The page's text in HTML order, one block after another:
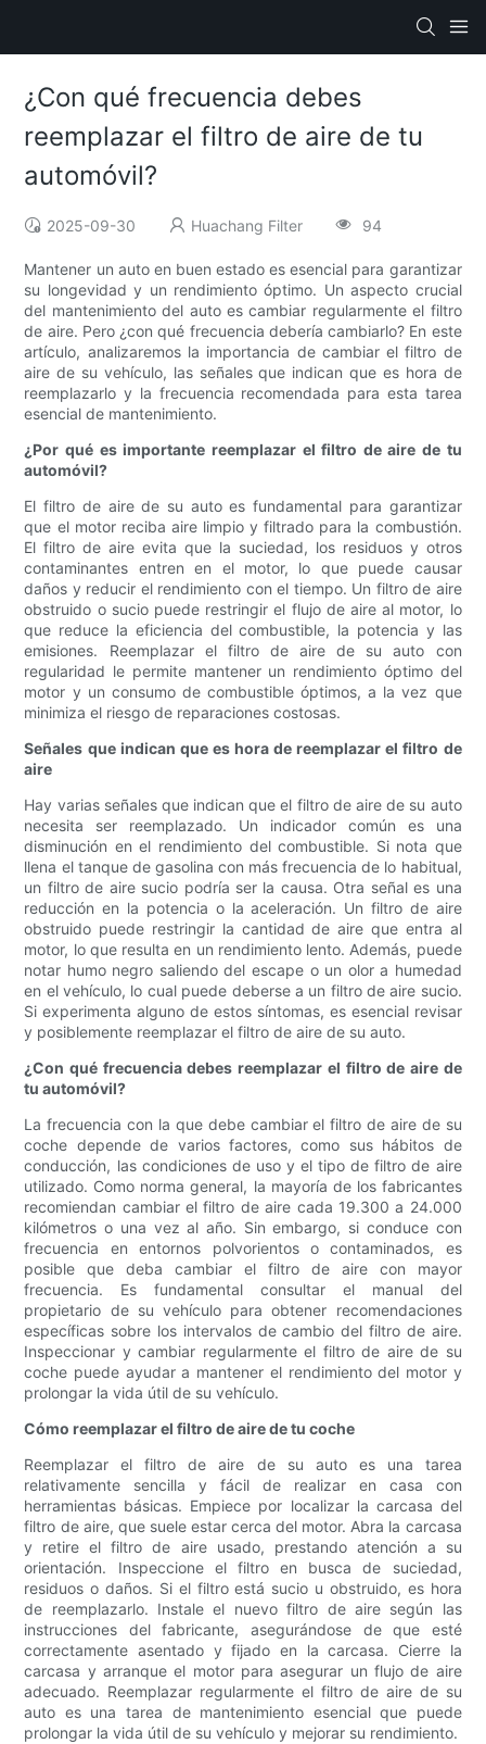
¿Con qué frecuencia debes
reemplazar el filtro de aire de tu
automóvil?
2025-09-30 Huachang Filter 94
Mantener un auto en buen estado es esencial para garantizar
su longevidad y un rendimiento óptimo. Un aspecto crucial
del mantenimiento del auto es cambiar regularmente el filtro
de aire. Pero ¿con qué frecuencia debería cambiarlo? En este
artículo, analizaremos la importancia de cambiar el filtro de
aire de su vehículo, las señales que indican que es hora de
reemplazarlo y la frecuencia recomendada para esta tarea
esencial de mantenimiento.
¿Por qué es importante reemplazar el filtro de aire de tu
automóvil?
El filtro de aire de su auto es fundamental para garantizar
que el motor reciba aire limpio y filtrado para la combustión.
El filtro de aire evita que la suciedad, los residuos y otros
contaminantes entren en el motor, lo que puede causar
daños y reducir el rendimiento con el tiempo. Un filtro de aire
obstruido o sucio puede restringir el flujo de aire al motor, lo
que reduce la eficiencia del combustible, la potencia y las
emisiones. Reemplazar el filtro de aire de su auto con
regularidad le permite mantener un rendimiento óptimo del
motor y un consumo de combustible óptimos, a la vez que
minimiza el riesgo de reparaciones costosas.
Señales que indican que es hora de reemplazar el filtro de
aire
Hay varias señales que indican que el filtro de aire de su auto
necesita ser reemplazado. Un indicador común es una
disminución en el rendimiento del combustible. Si nota que
llena el tanque de gasolina con más frecuencia de lo habitual,
un filtro de aire sucio podría ser la causa. Otra señal es una
reducción en la potencia o la aceleración. Un filtro de aire
obstruido puede restringir la cantidad de aire que entra al
motor, lo que resulta en un rendimiento lento. Además, puede
notar humo negro saliendo del escape o un olor a humedad
en el vehículo, lo cual puede deberse a un filtro de aire sucio.
Si experimenta alguno de estos síntomas, es esencial revisar
y posiblemente reemplazar el filtro de aire de su auto.
¿Con qué frecuencia debes reemplazar el filtro de aire de
tu automóvil?
La frecuencia con la que debe cambiar el filtro de aire de su
coche depende de varios factores, como sus hábitos de
conducción, las condiciones de uso y el tipo de filtro de aire
utilizado. Como norma general, la mayoría de los fabricantes
recomiendan cambiar el filtro de aire cada 19.300 a 24.000
kilómetros o una vez al año. Sin embargo, si conduce con
frecuencia en entornos polvorientos o contaminados, es
posible que deba cambiar el filtro de aire con mayor
frecuencia. Es fundamental consultar el manual del
propietario de su vehículo para obtener recomendaciones
específicas sobre los intervalos de cambio del filtro de aire.
Inspeccionar y cambiar regularmente el filtro de aire de su
coche puede ayudar a mantener el rendimiento del motor y
prolongar la vida útil de su vehículo.
Cómo reemplazar el filtro de aire de tu coche
Reemplazar el filtro de aire de su auto es una tarea
relativamente sencilla y fácil de realizar en casa con
herramientas básicas. Empiece por localizar la carcasa del
filtro de aire, que suele estar cerca del motor. Abra la carcasa
y retire el filtro de aire usado, prestando atención a su
orientación. Inspeccione el filtro en busca de suciedad,
residuos o daños. Si el filtro está sucio u obstruido, es hora
de reemplazarlo. Instale el nuevo filtro de aire según las
instrucciones del fabricante, asegurándose de que esté
correctamente asentado y fijado en la carcasa. Cierre la
carcasa y arranque el motor para asegurar un flujo de aire
adecuado. Reemplazar regularmente el filtro de aire de su
auto es una tarea de mantenimiento esencial que puede
prolongar la vida útil de su vehículo y mejorar su rendimiento.